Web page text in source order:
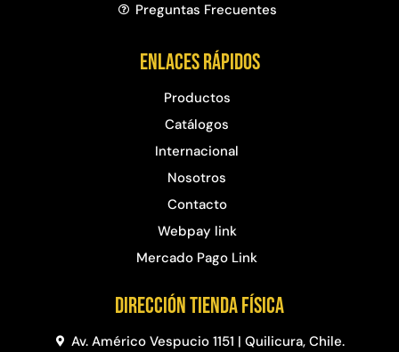
Preguntas Frecuentes​
Enlaces rápidos
Productos
Catálogos
Internacional
Nosotros
Contacto
Webpay link
Mercado Pago Link
Dirección Tienda física
Av. Américo Vespucio 1151 | Quilicura, Chile.